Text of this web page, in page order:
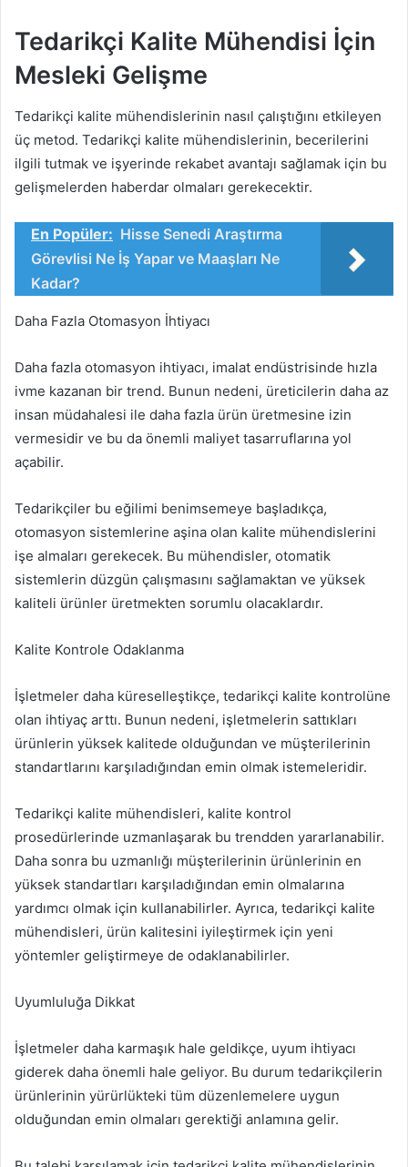
Tedarikçi Kalite Mühendisi İçin
Mesleki Gelişme
Tedarikçi kalite mühendislerinin nasıl çalıştığını etkileyen
üç metod. Tedarikçi kalite mühendislerinin, becerilerini
ilgili tutmak ve işyerinde rekabet avantajı sağlamak için bu
gelişmelerden haberdar olmaları gerekecektir.
En Popüler: Hisse Senedi Araştırma
Görevlisi Ne İş Yapar ve Maaşları Ne
Kadar?
Daha Fazla Otomasyon İhtiyacı
Daha fazla otomasyon ihtiyacı, imalat endüstrisinde hızla
ivme kazanan bir trend. Bunun nedeni, üreticilerin daha az
insan müdahalesi ile daha fazla ürün üretmesine izin
vermesidir ve bu da önemli maliyet tasarruflarına yol
açabilir.
Tedarikçiler bu eğilimi benimsemeye başladıkça,
otomasyon sistemlerine aşina olan kalite mühendislerini
işe almaları gerekecek. Bu mühendisler, otomatik
sistemlerin düzgün çalışmasını sağlamaktan ve yüksek
kaliteli ürünler üretmekten sorumlu olacaklardır.
Kalite Kontrole Odaklanma
İşletmeler daha küreselleştikçe, tedarikçi kalite kontrolüne
olan ihtiyaç arttı. Bunun nedeni, işletmelerin sattıkları
ürünlerin yüksek kalitede olduğundan ve müşterilerinin
standartlarını karşıladığından emin olmak istemeleridir.
Tedarikçi kalite mühendisleri, kalite kontrol
prosedürlerinde uzmanlaşarak bu trendden yararlanabilir.
Daha sonra bu uzmanlığı müşterilerinin ürünlerinin en
yüksek standartları karşıladığından emin olmalarına
yardımcı olmak için kullanabilirler. Ayrıca, tedarikçi kalite
mühendisleri, ürün kalitesini iyileştirmek için yeni
yöntemler geliştirmeye de odaklanabilirler.
Uyumluluğa Dikkat
İşletmeler daha karmaşık hale geldikçe, uyum ihtiyacı
giderek daha önemli hale geliyor. Bu durum tedarikçilerin
ürünlerinin yürürlükteki tüm düzenlemelere uygun
olduğundan emin olmaları gerektiği anlamına gelir.